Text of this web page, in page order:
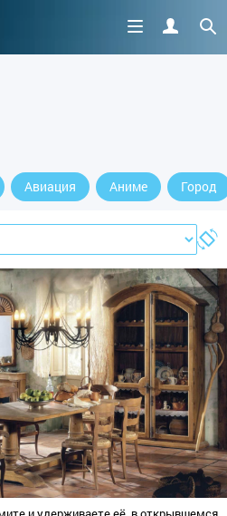
Авиация Аниме Город